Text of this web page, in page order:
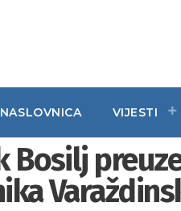
NASLOVNICA VIJESTI
Bosilj